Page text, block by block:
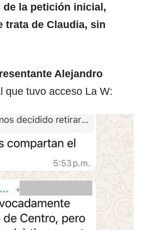
la petición inicial,
trata de Claudia, sin
Alejandro
que tuvo acceso La W: